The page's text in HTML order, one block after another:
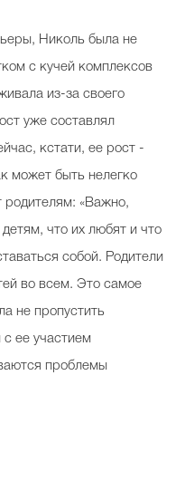
Николь была не
с кучей комплексов
из-за своего
уже составлял
кстати, ее рост -
может быть нелегко
родителям: «Важно,
что их любят и что
собой. Родители
во всем. Это самое
не пропустить
ее участием
проблемы